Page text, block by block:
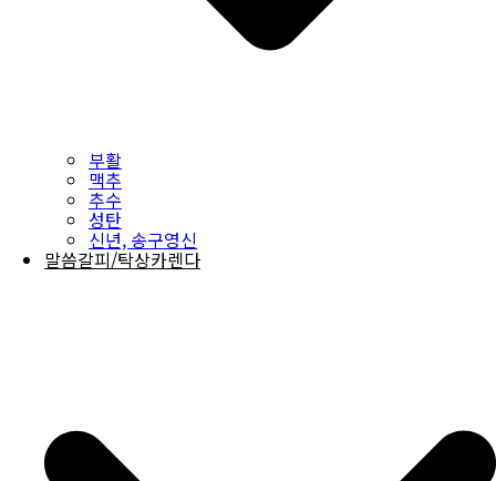
부활
맥추
추수
성탄
신년, 송구영신
말씀갈피/탁상카렌다